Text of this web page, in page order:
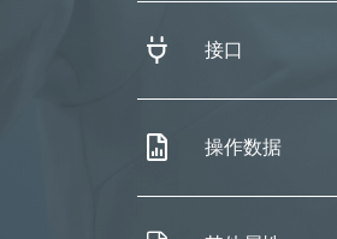
接口
操作数据